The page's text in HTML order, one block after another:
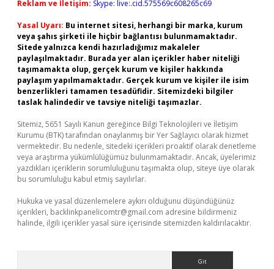
Reklam ve İletişim: Skype: live:.cid.575569c608265c69
Yasal Uyarı: Bu internet sitesi, herhangi bir marka, kurum
veya şahıs şirketi ile hiçbir bağlantısı bulunmamaktadır.
Sitede yalnızca kendi hazırladığımız makaleler
paylaşılmaktadır. Burada yer alan içerikler haber niteliği
taşımamakta olup, gerçek kurum ve kişiler hakkında
paylaşım yapılmamaktadır. Gerçek kurum ve kişiler ile isim
benzerlikleri tamamen tesadüfidir. Sitemizdeki bilgiler
taslak halindedir ve tavsiye niteliği taşımazlar.
Sitemiz, 5651 Sayılı Kanun gereğince Bilgi Teknolojileri ve İletişim
Kurumu (BTK) tarafından onaylanmış bir Yer Sağlayıcı olarak hizmet
vermektedir. Bu nedenle, sitedeki içerikleri proaktif olarak denetleme
veya araştırma yükümlülüğümüz bulunmamaktadır. Ancak, üyelerimiz
yazdıkları içeriklerin sorumluluğunu taşımakta olup, siteye üye olarak
bu sorumluluğu kabul etmiş sayılırlar.
Hukuka ve yasal düzenlemelere aykırı olduğunu düşündüğünüz
içerikleri, backlinkpanelicomtr@gmail.com adresine bildirmeniz
halinde, ilgili içerikler yasal süre içerisinde sitemizden kaldırılacaktır.